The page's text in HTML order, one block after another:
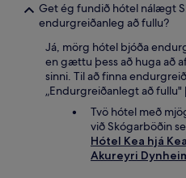
Get ég fundið hótel nálægt
endurgreiðanleg að fullu?
Já, mörg hótel bjóða
en gættu þess að huga að
sinni. Til að finna
„Endurgreiðanlegt að
Tvö hótel með
við Skógarböðin
Hótel Kea hjá
Akureyri